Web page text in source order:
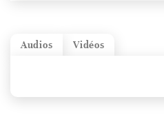
Vidéos
Audios